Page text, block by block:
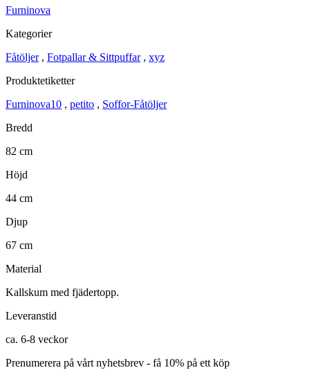
Furninova
Kategorier
Fåtöljer, Fotpallar & Sittpuffar, xyz
Produktetiketter
Furninova10 , petito , Soffor-Fåtöljer
Bredd
82 cm
Höjd
44 cm
Djup
67 cm
Material
Kallskum med fjädertopp.
Leveranstid
ca. 6-8 veckor
Prenumerera på vårt nyhetsbrev - få 10% på ett köp